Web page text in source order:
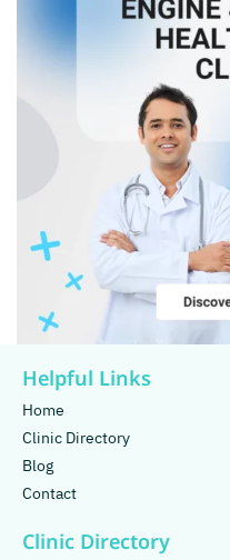
Helpful Links
Home
Clinic Directory
Blog
Contact
Clinic Directory